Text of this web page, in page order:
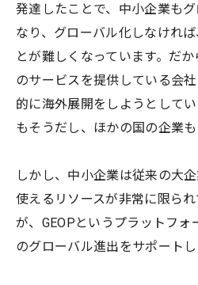
発達したことで、中小企業も
なり、グローバル化しなけれ
とが難しくなっています。だ
のサービスを提供している会
的に海外展開をしようとして
もそうだし、ほかの国の企業も
しかし、中小企業は従来の大
使えるリソースが非常に限ら
が、GEOPというプラットフ
のグローバル進出をサポートし